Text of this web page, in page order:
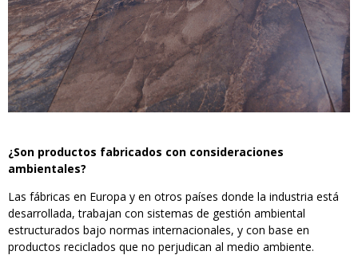
¿Son productos fabricados con consideraciones
ambientales?
Las fábricas en Europa y en otros países donde la industria está
desarrollada, trabajan con sistemas de gestión ambiental
estructurados bajo normas internacionales, y con base en
productos reciclados que no perjudican al medio ambiente.